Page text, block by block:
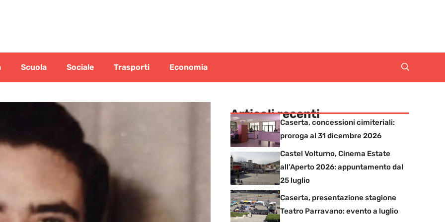
Scuola Sociale Trasporti Economia
Articoli recenti
Caserta, concessioni cimiteriali:
proroga al 31 dicembre 2026
Castel Volturno, Cinema Estate
all’Aperto 2026: appuntamento dal
25 luglio
Caserta, presentazione stagione
Teatro Parravano: evento a luglio